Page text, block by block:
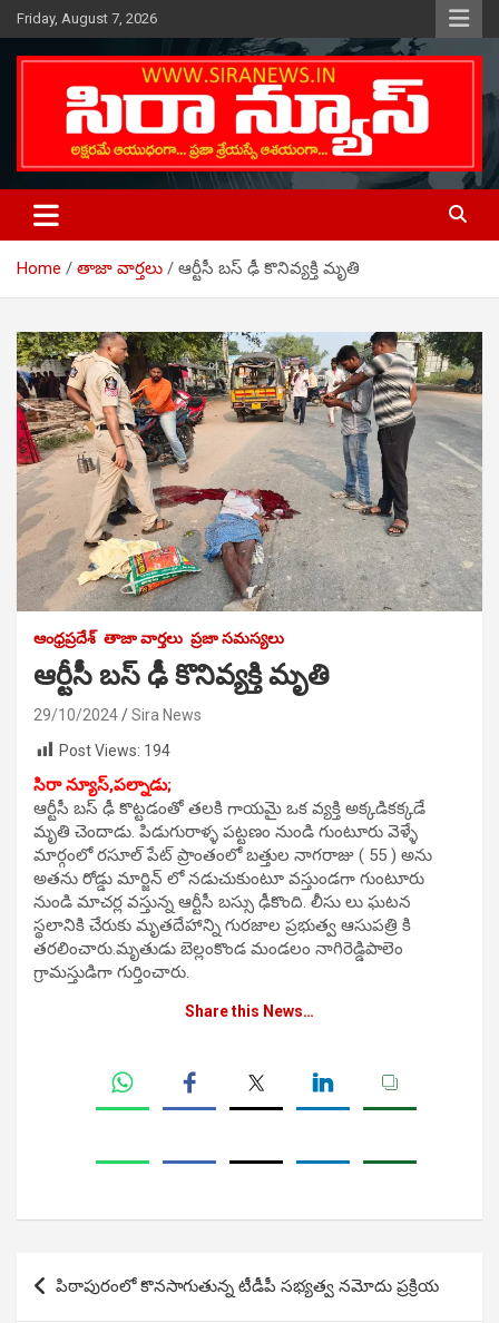
Skip
to
content
Friday, August 7, 2026
SIRA NEWS
Telugu Online News Daily
Home తాజా వార్తలు ఆర్టీసీ బస్ ఢీ కొనివ్యక్తి మృతి
ఆంధ్రప్రదేశ్ తాజా వార్తలు ప్రజా సమస్యలు
ఆర్టీసీ బస్ ఢీ కొనివ్యక్తి మృతి
29/10/2024
Sira News
Post Views: 194
సిరా న్యూస్,పల్నాడు;
ఆర్టీసీ బస్ ఢీ కొట్టడంతో తలకి గాయమై ఒక వ్యక్తి అక్కడికక్కడే
మృతి చెందాడు. పిడుగురాళ్ళ పట్టణం నుండి గుంటూరు వెళ్ళే
మార్గంలో రసూల్ పేట్ ప్రాంతంలో బత్తుల నాగరాజు ( 55 ) అను
అతను రోడ్డు మార్జిన్ లో నడుచుకుంటూ వస్తుండగా గుంటూరు
నుండి మాచర్ల వస్తున్న ఆర్టీసీ బస్సు ఢీకొంది. లీసు లు ఘటన
స్థలానికి చేరుకు మృతదేహాన్ని గురజాల ప్రభుత్వ ఆసుపత్రి కి
తరలించారు.మృతుడు బెల్లంకొండ మండలం నాగిరెడ్డిపాలెం
గ్రామస్తుడిగా గుర్తించారు.
Share this News…
Post
navigation
పిఠాపురంలో కొనసాగుతున్న టీడీపీ సభ్యత్వ నమోదు ప్రక్రియ